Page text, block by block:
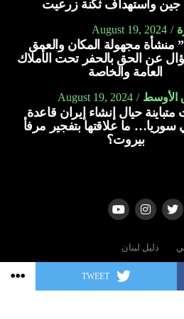
TWEET
أسلحة بقيمة تزيد على 23 مليار دولار منذ بدء الحرب في غزة،
في حزبه الديمقراطي الذين
لتل أبيب وسط ارتفاع وتيرة مقتل
37.600.
الأميركية إلى إنشاء
ومشاة البحرية بالآلات الذكية
واستهداف ثكنة زرعيت
August 19, 2024
“عماد 4” منشأة مجهولة المكان والعمق
عن الحق بالحفر تحت الأملاك
العامة والخاصة
الأوسط August 19, 2024
حيال إنشاء إيران قاعدة
ما علاقتها بتفجير مرفأ
بيروت؟
دليل لبنان